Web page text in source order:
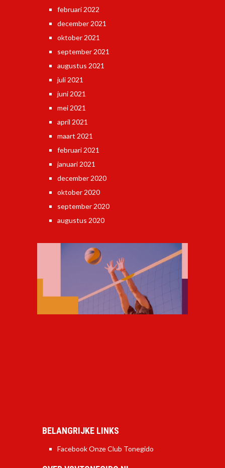
februari 2022
december 2021
oktober 2021
september 2021
augustus 2021
juli 2021
juni 2021
mei 2021
april 2021
maart 2021
februari 2021
januari 2021
december 2020
oktober 2020
september 2020
augustus 2020